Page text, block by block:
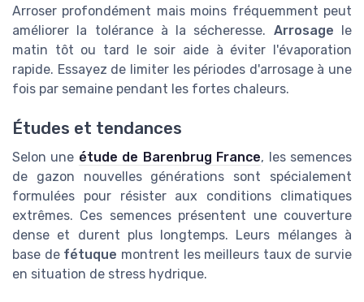
Arroser profondément mais moins fréquemment peut
améliorer la tolérance à la sécheresse. Arrosage le
matin tôt ou tard le soir aide à éviter l'évaporation
rapide. Essayez de limiter les périodes d'arrosage à une
fois par semaine pendant les fortes chaleurs.
Études et tendances
Selon une étude de Barenbrug France, les semences
de gazon nouvelles générations sont spécialement
formulées pour résister aux conditions climatiques
extrêmes. Ces semences présentent une couverture
dense et durent plus longtemps. Leurs mélanges à
base de fétuque montrent les meilleurs taux de survie
en situation de stress hydrique.